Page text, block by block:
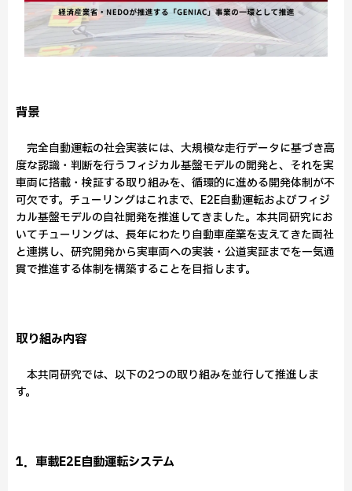
背景
完全自動運転の社会実装には、大規模な走行データに基づき高
度な認識・判断を行うフィジカル基盤モデルの開発と、それを実
車両に搭載・検証する取り組みを、循環的に進める開発体制が不
可欠です。チューリングはこれまで、E2E自動運転およびフィジ
カル基盤モデルの自社開発を推進してきました。本共同研究にお
いてチューリングは、長年にわたり自動車産業を支えてきた両社
と連携し、研究開発から実車両への実装・公道実証までを一気通
貫で推進する体制を構築することを目指します。
取り組み内容
本共同研究では、以下の2つの取り組みを並行して推進しま
す。
1．車載E2E自動運転システム